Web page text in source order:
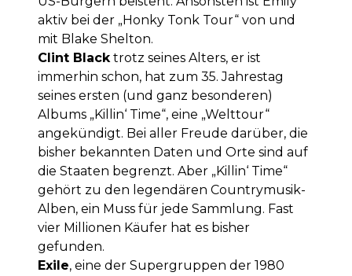
aktiv bei der „Honky Tonk Tour“ von und
mit Blake Shelton.
Clint Blacktrotz seines Alters, er ist
immerhin schon, hat zum 35. Jahrestag
seines ersten (und ganz besonderen)
Albums „Killin‘ Time“, eine „Welttour“
angekündigt. Bei aller Freude darüber, die
bisher bekannten Daten und Orte sind auf
die Staaten begrenzt. Aber „Killin‘ Time“
gehört zu den legendären Countrymusik-
Alben, ein Muss für jede Sammlung. Fast
vier Millionen Käufer hat es bisher
gefunden.
Exile, eine der Supergruppen der 1980